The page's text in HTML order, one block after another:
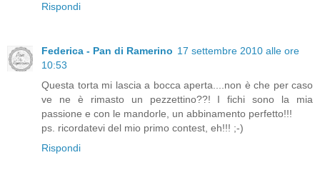
Rispondi
Federica - Pan di Ramerino 17 settembre 2010 alle ore
10:53
Questa torta mi lascia a bocca aperta....non è che per caso
ve ne è rimasto un pezzettino??! I fichi sono la mia
passione e con le mandorle, un abbinamento perfetto!!!
ps. ricordatevi del mio primo contest, eh!!! ;-)
Rispondi